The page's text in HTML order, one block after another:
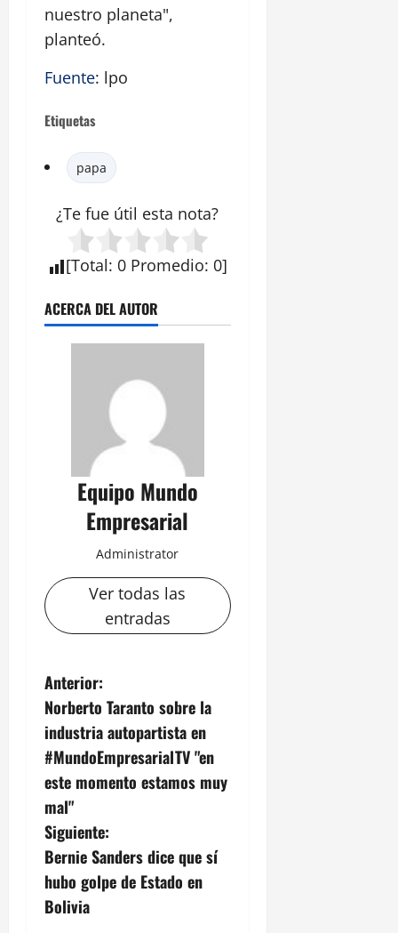
nuestro planeta",
planteó.
Fuente: lpo
Etiquetas
papa
¿Te fue útil esta nota?
[Total: 0 Promedio: 0]
ACERCA DEL AUTOR
Equipo Mundo
Empresarial
Administrator
Ver todas las
entradas
N
a
v
e
g
a
c
Anterior:
Norberto Taranto sobre la
industria autopartista en
#MundoEmpresarialTV "en
este momento estamos muy
mal"
Siguiente:
Bernie Sanders dice que sí
hubo golpe de Estado en
Bolivia